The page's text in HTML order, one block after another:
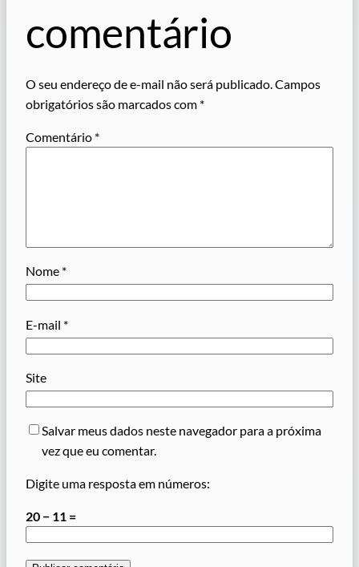
comentário
O seu endereço de e-mail não será publicado.Campos
obrigatórios são marcados com *
Comentário *
Nome *
E-mail *
Site
Salvar meus dados neste navegador para a próxima
vez que eu comentar.
Digite uma resposta em números:
20 − 11 =